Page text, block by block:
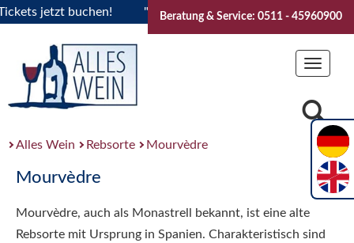
jetzt buchen! "Das Sommerfest 2026" Vive la
Beratung & Service: 0511 - 45960900
Toggle
Alles Wein Rebsorte Mourvèdre
Mourvèdre
Mourvèdre, auch als Monastrell bekannt, ist eine alte
Rebsorte mit Ursprung in Spanien. Charakteristisch sind